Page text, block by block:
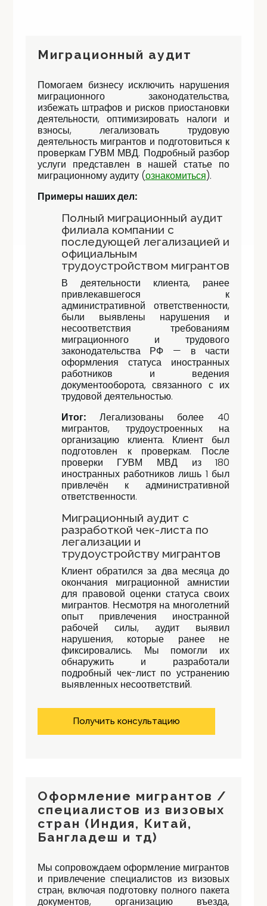
Миграционный аудит
Помогаем бизнесу исключить нарушения
миграционного законодательства,
избежать штрафов и рисков приостановки
деятельности, оптимизировать налоги и
взносы, легализовать трудовую
деятельность мигрантов и подготовиться к
проверкам ГУВМ МВД. Подробный разбор
услуги представлен в нашей статье по
миграционному аудиту (ознакомиться).
Примеры наших дел:
Полный миграционный аудит
филиала компании с
последующей легализацией и
официальным
трудоустройством мигрантов
В деятельности клиента, ранее
привлекавшегося к
административной ответственности,
были выявлены нарушения и
несоответствия требованиям
миграционного и трудового
законодательства РФ — в части
оформления статуса иностранных
работников и ведения
документооборота, связанного с их
трудовой деятельностью.
Итог:Легализованы более 40
мигрантов, трудоустроенных на
организацию клиента. Клиент был
подготовлен к проверкам. После
проверки ГУВМ МВД из 180
иностранных работников лишь 1 был
привлечён к административной
ответственности.
Миграционный аудит с
разработкой чек-листа по
легализации и
трудоустройству мигрантов
Клиент обратился за два месяца до
окончания миграционной амнистии
для правовой оценки статуса своих
мигрантов. Несмотря на многолетний
опыт привлечения иностранной
рабочей силы, аудит выявил
нарушения, которые ранее не
фиксировались. Мы помогли их
обнаружить и разработали
подробный чек-лист по устранению
выявленных несоответствий.
Получить консультацию
Оформление мигрантов /
специалистов из визовых
стран (Индия, Китай,
Бангладеш и тд)
Мы сопровождаем оформление мигрантов
и привлечение специалистов из визовых
стран, включая подготовку полного пакета
документов, организацию въезда,